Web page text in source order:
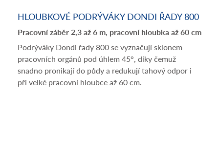
HLOUBKOVÉ PODRÝVÁKY DONDI ŘADY 800
Pracovní záběr 2,3 až 6 m, pracovní hloubka až 60 cm
Podrýváky Dondi řady 800 se vyznačují sklonem
pracovních orgánů pod úhlem 45°, díky čemuž
snadno pronikají do půdy a redukují tahový odpor i
při velké pracovní hloubce až 60 cm.